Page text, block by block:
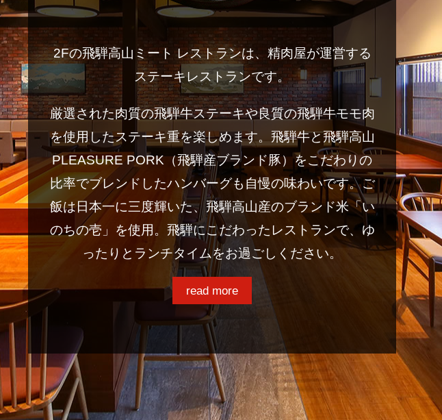
2Fの飛騨高山ミート レストランは、精肉屋が運営する
ステーキレストランです。
厳選された肉質の飛騨牛ステーキや良質の飛騨牛モモ肉
を使用したステーキ重を楽しめます。飛騨牛と飛騨高山
PLEASURE PORK（飛騨産ブランド豚）をこだわりの
比率でブレンドしたハンバーグも自慢の味わいです。ご
飯は日本一に三度輝いた、飛騨高山産のブランド米「い
のちの壱」を使用。飛騨にこだわったレストランで、ゆ
ったりとランチタイムをお過ごしください。
read more